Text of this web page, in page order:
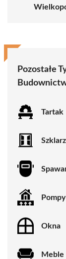
Pozostałe
Tartak
Szklarz
Okna
Meble